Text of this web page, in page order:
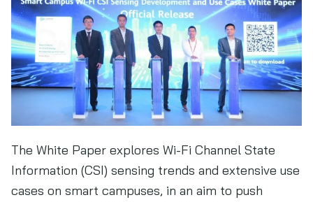
The White Paper explores Wi-Fi Channel State
Information (CSI) sensing trends and extensive use
cases on smart campuses, in an aim to push